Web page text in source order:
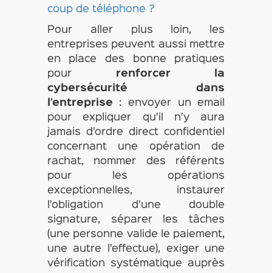
coup de téléphone ?
Pour aller plus loin, les
entreprises peuvent aussi mettre
en place des bonne pratiques
pour renforcer la
cybersécurité dans
l’entreprise : envoyer un email
pour expliquer qu’il n’y aura
jamais d’ordre direct confidentiel
concernant une opération de
rachat, nommer des référents
pour les opérations
exceptionnelles, instaurer
l’obligation d’une double
signature, séparer les tâches
(une personne valide le paiement,
une autre l’effectue), exiger une
vérification systématique auprès